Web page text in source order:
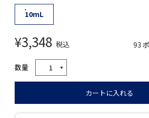
10mL
¥3,348 税込 93
カートに入れる